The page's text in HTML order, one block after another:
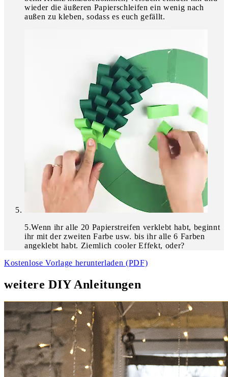
wieder die äußeren Papierschleifen ein wenig nach
außen zu kleben, sodass es euch gefällt.
5.Wenn ihr alle 20 Papierstreifen verklebt habt, beginnt
ihr mit der zweiten Farbe usw. bis ihr alle 6 Farben
angeklebt habt. Ziemlich cooler Effekt, oder?
Kostenlose Vorlage herunterladen (PDF)
weitere DIY Anleitungen